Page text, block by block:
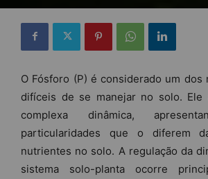
O Fósforo (P) é considerado um dos
difíceis de se manejar no solo. Ele
complexa dinâmica,
particularidades que o diferem
nutrientes no solo. A regulação da
sistema solo-planta ocorre